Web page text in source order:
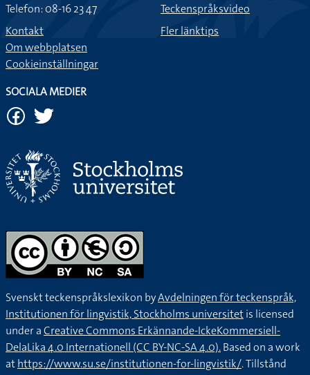
Telefon: 08-16 23 47
Kontakt
Om webbplatsen
Cookieinställningar
Teckenspråksvideo
Fler länktips
SOCIALA MEDIER
Svenskt teckenspråkslexikon byAvdelningen för teckenspråk,
Institutionen för lingvistik, Stockholms universitetis licensed
under aCreative Commons Erkännande-IckeKommersiell-
DelaLika 4.0 Internationell (CC BY-NC-SA 4.0).Based on a work
athttps://www.su.se/institutionen-for-lingvistik/. Tillstånd